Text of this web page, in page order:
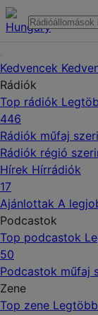
Kedvencek
Rádiók
Top rádiók
446
Rádiók műfaj
Rádiók régió
Hírek Hírrádiók
17
Ajánlottak A
Podcastok
Top podcastok
50
Podcastok műfaj
Zene
Top zene